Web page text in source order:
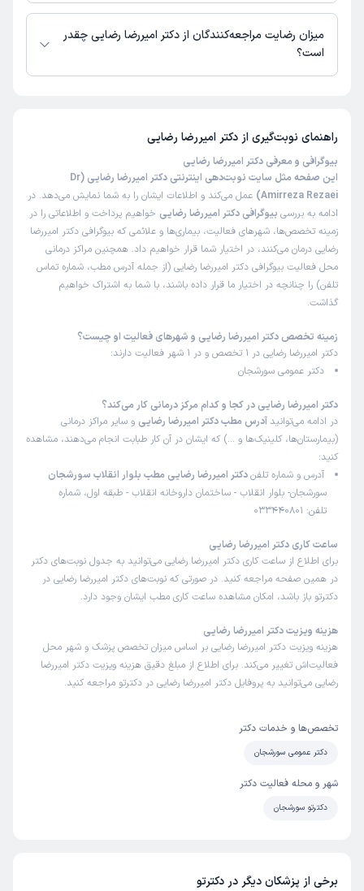
زمان نوبت‌دهی و پذیرش بیماران با هماهنگی مطب مشخص می‌شود.
میزان رضایت مراجعه‌کنندگان از دکتر امیررضا رضایی چقدر
است؟
راهنمای نوبت‌گیری از دکتر امیررضا رضایی
بیوگرافی و معرفی دکتر امیررضا رضایی
این صفحه مثل سایت نوبت‌دهی اینترنتی دکتر امیررضا رضایی (Dr
Amirreza Rezaei) عمل می‌کند و اطلاعات ایشان را به شما نمایش می‌دهد. در
ادامه به بررسی بیوگرافی دکتر امیررضا رضایی خواهیم پرداخت و اطلاعاتی را در
زمینه تخصص‌ها، شهرهای فعالیت، بیماری‌ها و علائمی که بیوگرافی دکتر امیررضا
رضایی درمان می‌کنند، در اختیار شما قرار خواهیم داد. همچنین مراکز درمانی
محل فعالیت بیوگرافی دکتر امیررضا رضایی (از جمله آدرس مطب، شماره تماس
تلفن) را چنانچه در اختیار ما قرار داده باشند، با شما به اشتراک خواهیم
گذاشت.
زمینه تخصص دکتر امیررضا رضایی و شهرهای فعالیت او چیست؟
دکتر امیررضا رضایی در 1 تخصص و در 1 شهر فعالیت دارند:
دکتر عمومی سورشجان
دکتر امیررضا رضایی در کجا و کدام مرکز درمانی کار می‌کند؟
در ادامه می‌توانید آدرس مطب دکتر امیررضا رضایی و سایر مراکز درمانی
(بیمارستان‌ها، کلینیک‌ها و …) که ایشان در آن کار طبابت انجام می‌دهند، مشاهده
کنید:
آدرس و شماره تلفندکتر امیررضا رضایی مطب بلوار انقلاب سورشجان
سورشجان- بلوار انقلاب - ساختمان داروخانه انقلاب - طبقه اول، شماره
تلفن: 033440801
ساعت کاری دکتر امیررضا رضایی
برای اطلاع از ساعت کاری دکتر امیررضا رضایی می‌توانید به جدول نوبت‌های دکتر
در همین صفحه مراجعه کنید. در صورتی که نوبت‌های دکتر امیررضا رضایی در
دکترتو باز باشد، امکان مشاهده ساعت کاری مطب ایشان وجود دارد.
هزینه ویزیت دکتر امیررضا رضایی
هزینه ویزیت دکتر امیررضا رضایی بر اساس میزان تخصص پزشک و شهر محل
فعالیت‌اش تغییر می‌کند. برای اطلاع از مبلغ دقیق هزینه ویزیت دکتر امیررضا
رضایی می‌توانید به پروفایل دکتر امیررضا رضایی در دکترتو مراجعه کنید.
تخصص‌ها و خدمات دکتر
دکتر عمومی سورشجان
شهر و محله فعالیت دکتر
دکترتو سورشجان
برخی از پزشکان دیگر در دکترتو